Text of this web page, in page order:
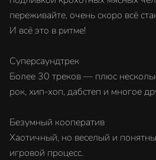
переживайте, очень скоро всё
И всё это в ритме!
Суперсаундтрек
Более 30 треков — плюс
рок, хип-хоп, дабстеп и многое
Безумный кооператив
Хаотичный, но веселый и
игровой процесс.